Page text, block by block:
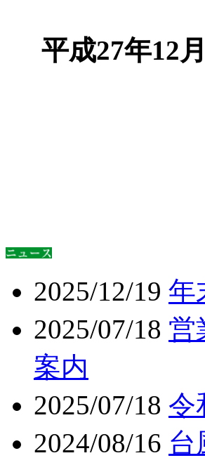
平成27年12
2025/12/19 年
2025/07/18 営
案内
2025/07/18 令
2024/08/16 台